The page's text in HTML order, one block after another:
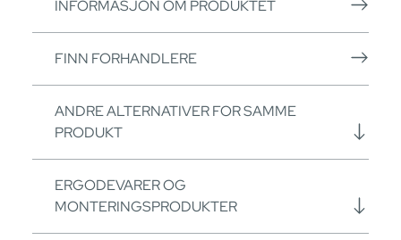
INFORMASJON OM PRODUKTET
FINN FORHANDLERE
ANDRE ALTERNATIVER FOR SAMME
PRODUKT
ERGODEVARER OG
MONTERINGSPRODUKTER